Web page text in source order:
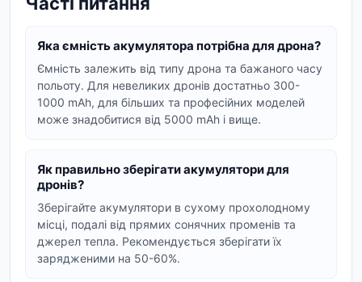
знайдете відповідні варіанти.
Типи акумуляторів для дронів
Ми пропонуємо різні типи акумуляторів,
зокрема:
Li-Po акумулятори:Легкі, потужні та
Li-Ion акумулятори:
довговічні, часто використовуються у
більших дронах та дронах для
комерційного використання.
Спеціалізовані збірки:
Яка ємність акумулятора потрібна для дрона?
Ємність залежить від типу дрона та бажаного часу
польоту. Для невеликих дронів достатньо 300-
1000 mAh, для більших та професійних моделей
може знадобитися від 5000 mAh і вище.
Як правильно зберігати акумулятори для
дронів?
Зберігайте акумулятори в сухому прохолодному
місці, подалі від прямих сонячних променів та
джерел тепла. Рекомендується зберігати їх
зарядженими на 50-60%.